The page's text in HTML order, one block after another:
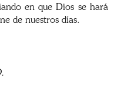
en que Dios se hará
de nuestros días.